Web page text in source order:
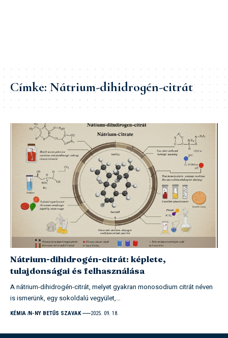
Címke:Nátrium-dihidrogén-citrát
Nátrium-dihidrogén-citrát: képlete,
tulajdonságai és felhasználása
A nátrium-dihidrogén-citrát, melyet gyakran monosodium citrát néven
is ismerünk, egy sokoldalú vegyület,…
KÉMIA N-NY BETŰS SZAVAK 2025. 09. 18.